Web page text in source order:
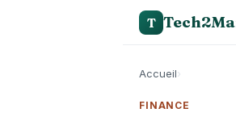
T
Accueil›
FINANCE